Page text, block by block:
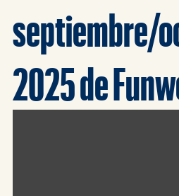
septiembre/
2025 de